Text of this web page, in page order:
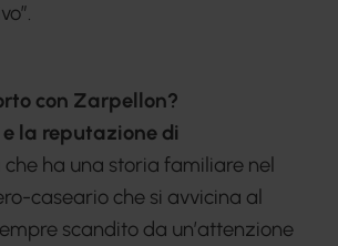
con Zarpellon?
la reputazione di
che ha una storia familiare nel
caseario che si avvicina al
scandito da un’attenzione